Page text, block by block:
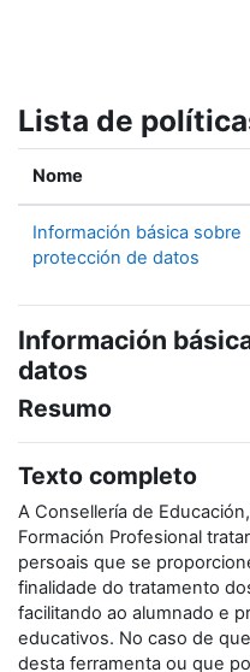
Lista de
Nome
Información básica sobre
protección de datos
Información
datos
Resumo
Texto completo
A Consellería de
Formación Profesional
persoais que se
finalidade do tratamento
facilitando ao alumnado e
educativos. No caso de
desta ferramenta ou que